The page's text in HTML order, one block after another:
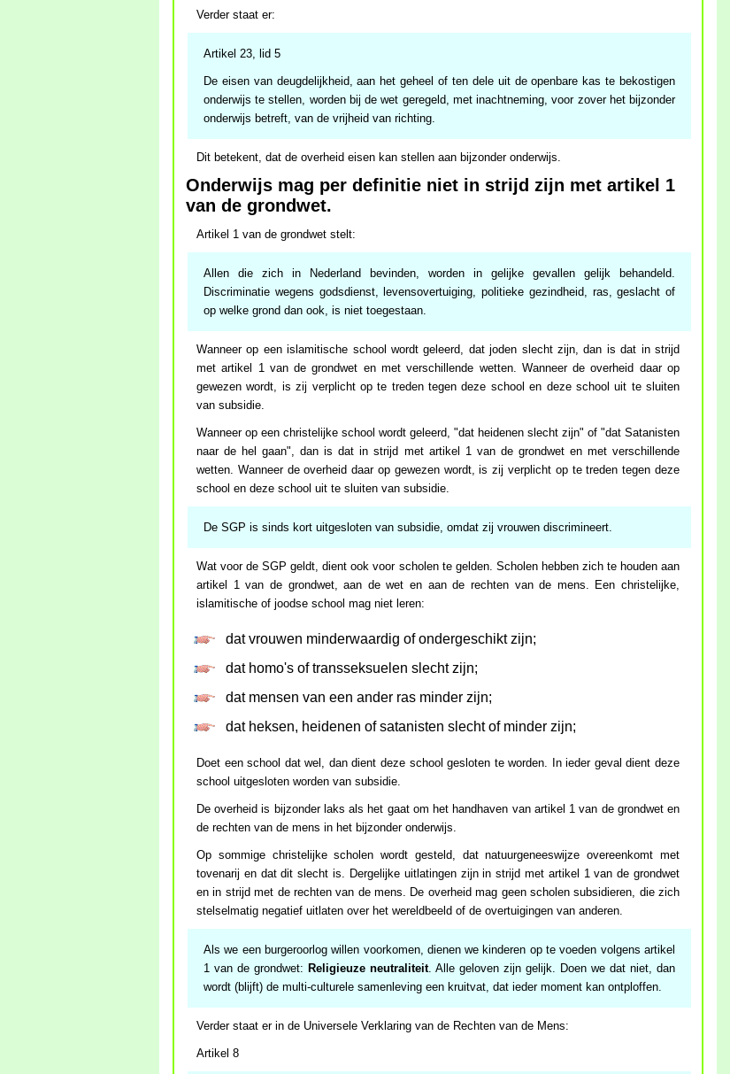
Verder staat er:
Artikel 23, lid 5
De eisen van deugdelijkheid, aan het geheel of ten dele uit de openbare kas te bekostigen
onderwijs te stellen, worden bij de wet geregeld, met inachtneming, voor zover het bijzonder
onderwijs betreft, van de vrijheid van richting.
Dit betekent, dat de overheid eisen kan stellen aan bijzonder onderwijs.
Onderwijs mag per definitie niet in strijd zijn met artikel 1
van de grondwet.
Artikel 1 van de grondwet stelt:
Allen die zich in Nederland bevinden, worden in gelijke gevallen gelijk behandeld.
Discriminatie wegens godsdienst, levensovertuiging, politieke gezindheid, ras, geslacht of
op welke grond dan ook, is niet toegestaan.
Wanneer op een islamitische school wordt geleerd, dat joden slecht zijn, dan is dat in strijd
met artikel 1 van de grondwet en met verschillende wetten. Wanneer de overheid daar op
gewezen wordt, is zij verplicht op te treden tegen deze school en deze school uit te sluiten
van subsidie.
Wanneer op een christelijke school wordt geleerd, "dat heidenen slecht zijn" of "dat Satanisten
naar de hel gaan", dan is dat in strijd met artikel 1 van de grondwet en met verschillende
wetten. Wanneer de overheid daar op gewezen wordt, is zij verplicht op te treden tegen deze
school en deze school uit te sluiten van subsidie.
De SGP is sinds kort uitgesloten van subsidie, omdat zij vrouwen discrimineert.
Wat voor de SGP geldt, dient ook voor scholen te gelden. Scholen hebben zich te houden aan
artikel 1 van de grondwet, aan de wet en aan de rechten van de mens. Een christelijke,
islamitische of joodse school mag niet leren:
dat vrouwen minderwaardig of ondergeschikt zijn;
dat homo's of transseksuelen slecht zijn;
dat mensen van een ander ras minder zijn;
dat heksen, heidenen of satanisten slecht of minder zijn;
Doet een school dat wel, dan dient deze school gesloten te worden. In ieder geval dient deze
school uitgesloten worden van subsidie.
De overheid is bijzonder laks als het gaat om het handhaven van artikel 1 van de grondwet en
de rechten van de mens in het bijzonder onderwijs.
Op sommige christelijke scholen wordt gesteld, dat natuurgeneeswijze overeenkomt met
tovenarij en dat dit slecht is. Dergelijke uitlatingen zijn in strijd met artikel 1 van de grondwet
en in strijd met de rechten van de mens. De overheid mag geen scholen subsidieren, die zich
stelselmatig negatief uitlaten over het wereldbeeld of de overtuigingen van anderen.
Als we een burgeroorlog willen voorkomen, dienen we kinderen op te voeden volgens artikel
1 van de grondwet: Religieuze neutraliteit. Alle geloven zijn gelijk. Doen we dat niet, dan
wordt (blijft) de multi-culturele samenleving een kruitvat, dat ieder moment kan ontploffen.
Verder staat er in de Universele Verklaring van de Rechten van de Mens:
Artikel 8